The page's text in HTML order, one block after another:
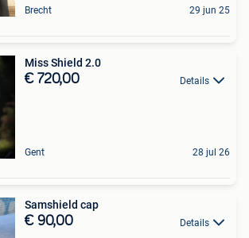
Brecht 29 jun 25
Miss Shield 2.0
€ 720,00 Details
Gent 28 jul 26
Samshield cap
€ 90,00 Details